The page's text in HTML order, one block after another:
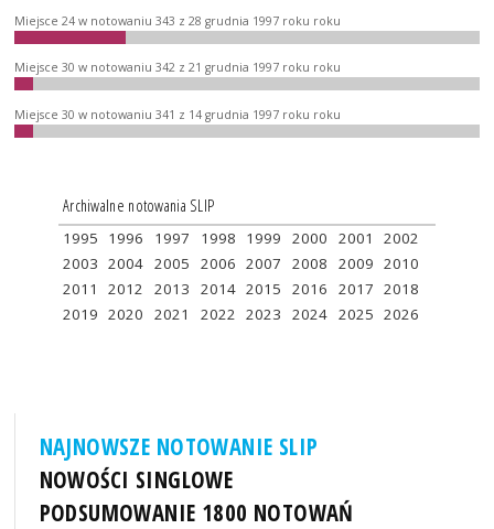
Miejsce 24 w notowaniu 343 z 28 grudnia 1997 roku roku
Miejsce 30 w notowaniu 342 z 21 grudnia 1997 roku roku
Miejsce 30 w notowaniu 341 z 14 grudnia 1997 roku roku
Archiwalne notowania SLIP
1995 1996 1997 1998 1999 2000 2001
2002
2003 2004 2005 2006 2007 2008 2009 2010
2011
2012 2013 2014 2015 2016 2017 2018
2019 2020 2021 2022 2023 2024 2025 2026
NAJNOWSZE NOTOWANIE SLIP
NOWOŚCI SINGLOWE
PODSUMOWANIE 1800 NOTOWAŃ